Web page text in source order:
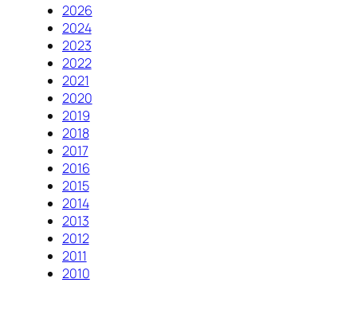
2026
2024
2023
2022
2021
2020
2019
2018
2017
2016
2015
2014
2013
2012
2011
2010